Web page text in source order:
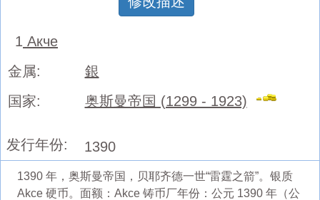
1 Акче
金属:
銀
国家:
奥斯曼帝国 (1299 - 1923)
发行年份: 1390
1390 年，奥斯曼帝国，贝耶齐德一世“雷霆之箭”。银质
Akce 硬币。面额：Akce 铸币厂年份：公元 1390 年（公